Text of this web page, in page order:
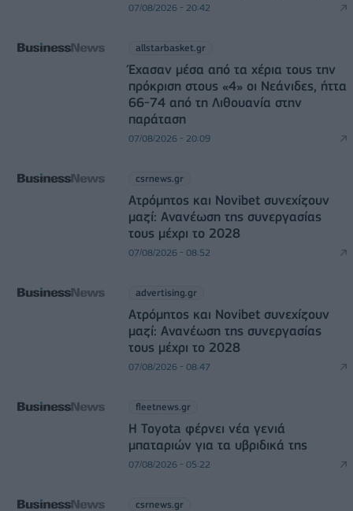
07/08/2026 - 20:42
allstarbasket.gr
Έχασαν μέσα από τα χέρια τους την
πρόκριση στους «4» οι Νεάνιδες, ήττα
66-74 από τη Λιθουανία στην
παράταση
07/08/2026 - 20:09
csrnews.gr
Ατρόμητος και Novibet συνεχίζουν
μαζί: Ανανέωση της συνεργασίας
τους μέχρι το 2028
07/08/2026 - 08:52
advertising.gr
Ατρόμητος και Novibet συνεχίζουν
μαζί: Ανανέωση της συνεργασίας
τους μέχρι το 2028
07/08/2026 - 08:47
fleetnews.gr
Η Toyota φέρνει νέα γενιά
μπαταριών για τα υβριδικά της
07/08/2026 - 05:22
csrnews.gr